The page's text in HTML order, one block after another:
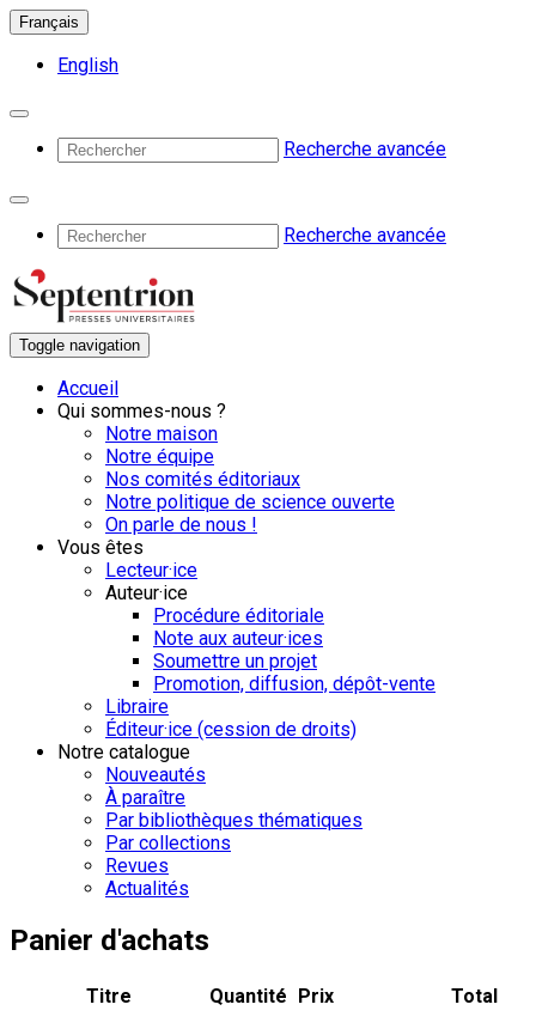
Français
English
Recherche avancée
Recherche avancée
Toggle navigation
Accueil
Qui sommes-nous ?
Notre maison
Notre équipe
Nos comités éditoriaux
Notre politique de science ouverte
On parle de nous !
Vous êtes
Lecteur·ice
Auteur·ice
Procédure éditoriale
Note aux auteur·ices
Soumettre un projet
Promotion, diffusion, dépôt-vente
Libraire
Éditeur·ice (cession de droits)
Notre catalogue
Nouveautés
À paraître
Par bibliothèques thématiques
Par collections
Revues
Actualités
Panier d'achats
Titre Quantité Prix Total